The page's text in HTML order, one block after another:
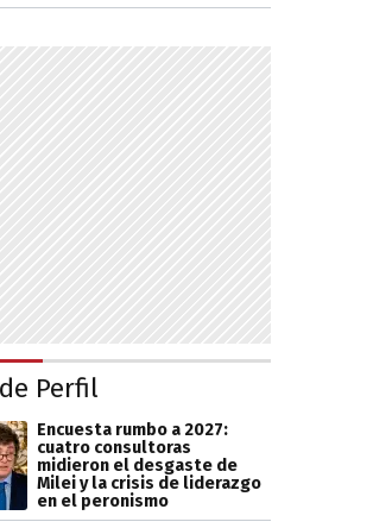
Perfil
Encuesta rumbo a 2027:
cuatro consultoras
midieron el desgaste de
Milei y la crisis de liderazgo
en el peronismo